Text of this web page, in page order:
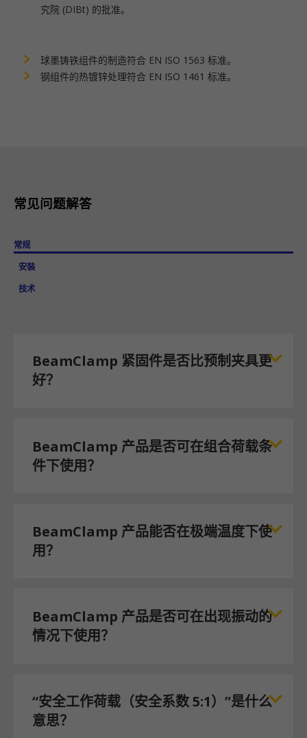
究院 (DIBt) 的批准。
球墨铸铁组件的制造符合 EN ISO 1563 标准。
钢组件的热镀锌处理符合 EN ISO 1461 标准。
常见问题解答
常规
安装
技术
BeamClamp 紧固件是否比预制夹具更
好？
BeamClamp 产品是否可在组合荷载条
件下使用？
BeamClamp 产品能否在极端温度下使
用？
BeamClamp 产品是否可在出现振动的
情况下使用？
“安全工作荷载（安全系数 5:1）”是什么
意思？